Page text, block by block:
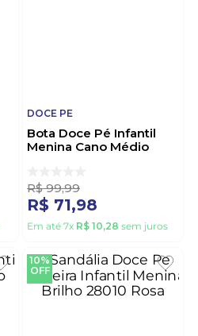
DOCE PE
Bota Doce Pé Infantil
Menina Cano Médio
R$ 99,99
R$ 71,98
Em até 7x R$ 10,28 sem juros
10%
OFF